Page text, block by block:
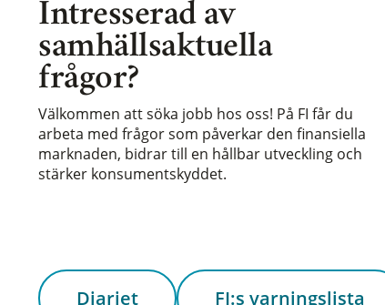
Intresserad av
samhällsaktuella
frågor?
Välkommen att söka jobb hos oss! På FI får du
arbeta med frågor som påverkar den finansiella
marknaden, bidrar till en hållbar utveckling och
stärker konsumentskyddet.
Diariet FI:s varningslista